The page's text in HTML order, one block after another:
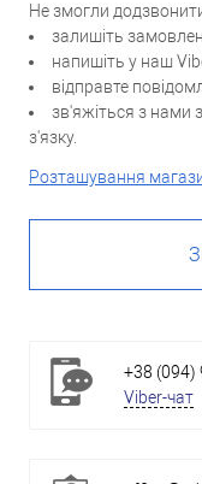
Не змогли
залишіть
напишіть у наш
відправте
зв'яжіться з нами
з'язку.
Розташування
+38 (094)
Viber-чат